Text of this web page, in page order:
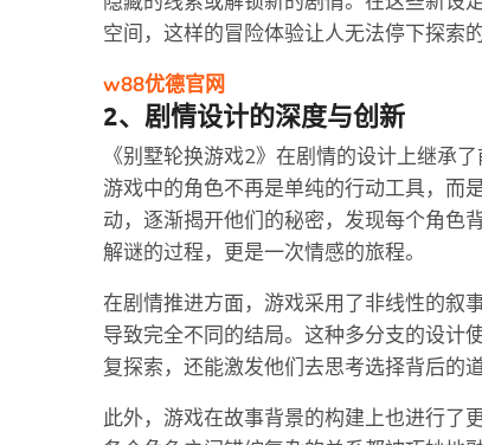
空间，这样的冒险体验让人无法停下探索的
w88优德官网
2、剧情设计的深度与创新
《别墅轮换游戏2》在剧情的设计上继承
游戏中的角色不再是单纯的行动工具，而
动，逐渐揭开他们的秘密，发现每个角色
解谜的过程，更是一次情感的旅程。
在剧情推进方面，游戏采用了非线性的叙
导致完全不同的结局。这种多分支的设计
复探索，还能激发他们去思考选择背后的道
此外，游戏在故事背景的构建上也进行了